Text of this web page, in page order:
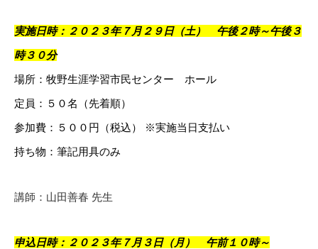
実施日時：２０２３年７月２９日（土） 午後２時～午後３
時３０分
場所：牧野生涯学習市民センター ホール
定員：５０名（先着順）
参加費：５００円（税込） ※実施当日支払い
持ち物：筆記用具のみ
講師：山田善春 先生
申込日時：２０２３年７月３日（月） 午前１０時～